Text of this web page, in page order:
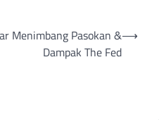
Menimbang Pasokan &
Dampak The Fed
⟶